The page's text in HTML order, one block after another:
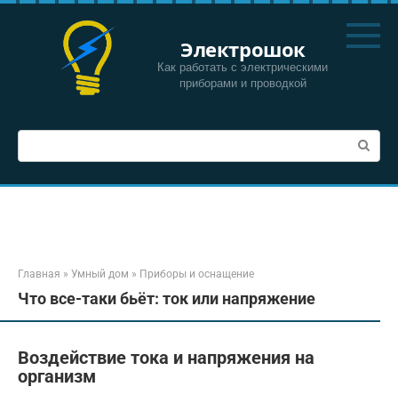
Перейти
Электрошок
Как работать с электрическими
приборами и проводкой
Поиск:
Главная » Умный дом » Приборы и оснащение
Что все-таки бьёт: ток или напряжение
Воздействие тока и напряжения на
организм